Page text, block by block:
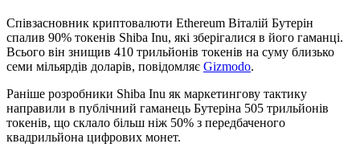
Співзасновник криптовалюти Ethereum Віталій Бутерін
спалив 90% токенів Shiba Inu, які зберігалися в його гаманці.
Всього він знищив 410 трильйонів токенів на суму близько
семи мільярдів доларів, повідомляє Gizmodo.
Раніше розробники Shiba Inu як маркетингову тактику
направили в публічний гаманець Бутеріна 505 трильйонів
токенів, що склало більш ніж 50% з передбаченого
квадрильйона цифрових монет.